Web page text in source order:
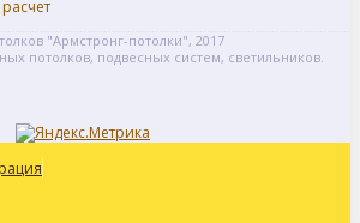
"Армстронг-потолки", 2017
потолков, подвесных систем, светильников.